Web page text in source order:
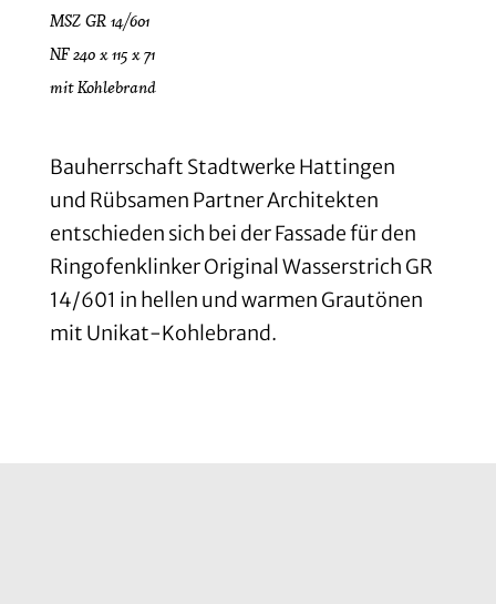
MSZ GR 14/601
NF 240 x 115 x 71
mit Kohlebrand
Bauherrschaft Stadtwerke Hattingen
und Rübsamen Partner Architekten
entschieden sich bei der Fassade für den
Ringofenklinker Original Wasserstrich GR
14/601 in hellen und warmen Grautönen
mit Unikat-Kohlebrand.